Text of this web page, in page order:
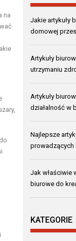
na
Jakie artykuły
domowej
Artykuły
utrzymaniu
Artykuły
działalność w
Najlepsze
prowadzących
Jak właściwie
biurowe do
KATEGORIE